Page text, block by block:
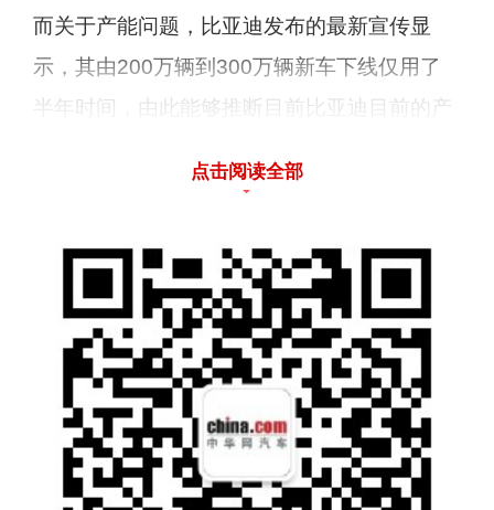
而关于产能问题，比亚迪发布的最新宣传显
示，其由200万辆到300万辆新车下线仅用了
半年时间，由此能够推断目前比亚迪目前的产
能够判断出除运力影响外，目前的产能在面对
也是比亚迪目前“最幸福的烦恼”。因此，除现
有已投产的6家工厂外，其余计划投产的如济
南、郑州工厂，是比亚迪明年能否完成突破的
关键。
点击阅读全部